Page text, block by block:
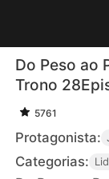
Do Peso ao
Trono
5761
Protagonista:
Categorias: